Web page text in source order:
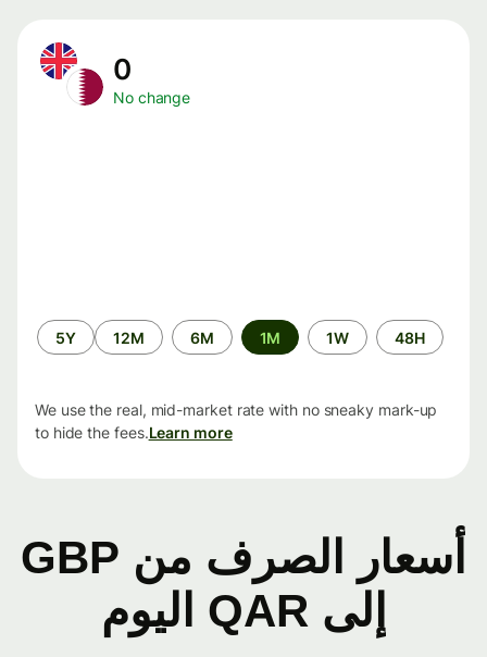
No change
الفترة
الزمنية
48H
1W
1M
6M
12M
5Y
We use the real, mid-market rate with no sneaky mark-up
to hide the fees.Learn more
أسعار الصرف من GBP
إلى QAR اليوم